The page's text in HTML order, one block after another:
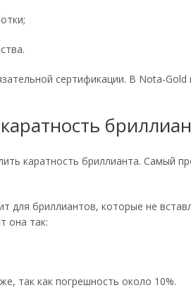
сертификации. В Nota-
каратность бриллианта. Самый
для бриллиантов, которые не
она так:
так как погрешность около 10%.